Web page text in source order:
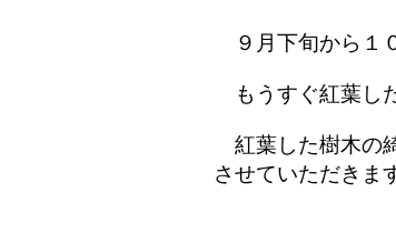
９月下旬から１
もうすぐ紅葉し
紅葉した樹木の
させていただきま